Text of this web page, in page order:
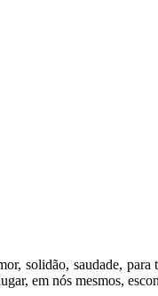
solidão, saudade,
em nós mesmos,